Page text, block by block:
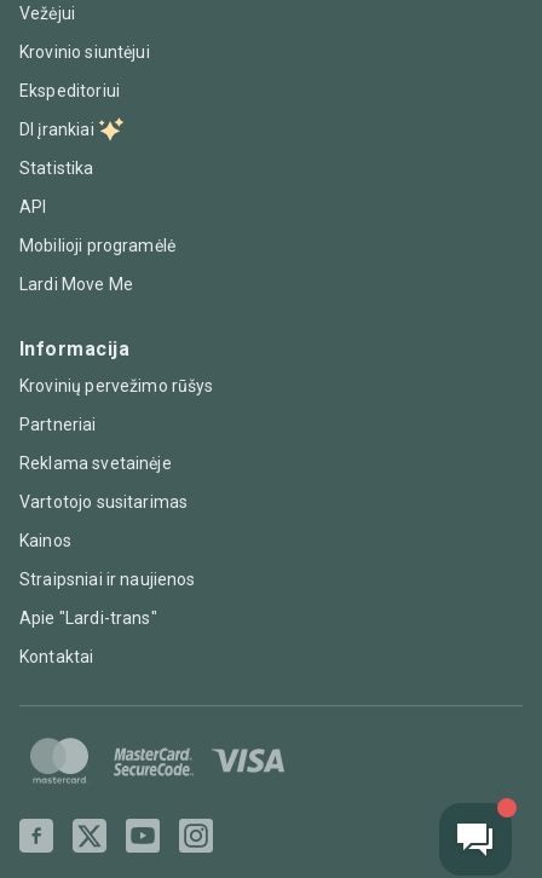
Vežėjui
Krovinio siuntėjui
Ekspeditoriui
DI įrankiai
Statistika
API
Mobilioji programėlė
Lardi Move Me
Informacija
Krovinių pervežimo rūšys
Partneriai
Reklama svetainėje
Vartotojo susitarimas
Kainos
Straipsniai ir naujienos
Apie "Lardi-trans"
Kontaktai